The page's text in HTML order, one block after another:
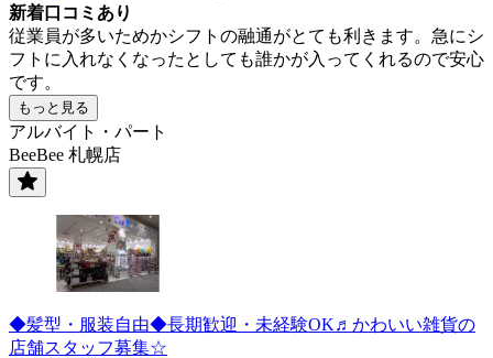
新着口コミあり
従業員が多いためかシフトの融通がとても利きます。急にシ
フトに入れなくなったとしても誰かが入ってくれるので安心
です。
もっと見る
アルバイト・パート
BeeBee 札幌店
◆髪型・服装自由◆長期歓迎・未経験OK♬かわいい雑貨の
店舗スタッフ募集☆